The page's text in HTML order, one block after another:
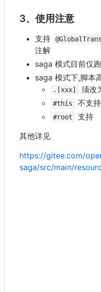
3、使用注意
支持
注解
saga 模式目前仅
saga 模式下,脚本
.[xxx] 须改
#this 不支持
#root
支持
其他详见
https://gitee.com/
saga/src/main/